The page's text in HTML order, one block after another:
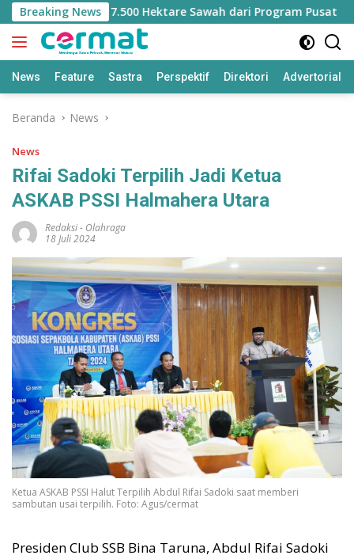
Langsung
ke
konten
Breaking News
Jatah 7.500 Hektare Sawah dari Program Pusat
News Feature Sastra Perspektif Direktori Advertorial
Beranda News
News
Rifai Sadoki Terpilih Jadi Ketua
ASKAB PSSI Halmahera Utara
Redaksi- Olahraga
18 Juli 2024
Ketua ASKAB PSSI Halut Terpilih Abdul Rifai Sadoki saat memberi
sambutan usai terpilih. Foto: Agus/cermat
Presiden Club SSB Bina Taruna, Abdul Rifai Sadoki